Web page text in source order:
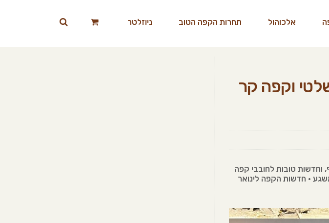
אלכוהול תחרות הקפה הטוב ניוזלטר
וקפה קר
וחדשות טובות לחובבי קפה
• חדשות הקפה לינואר